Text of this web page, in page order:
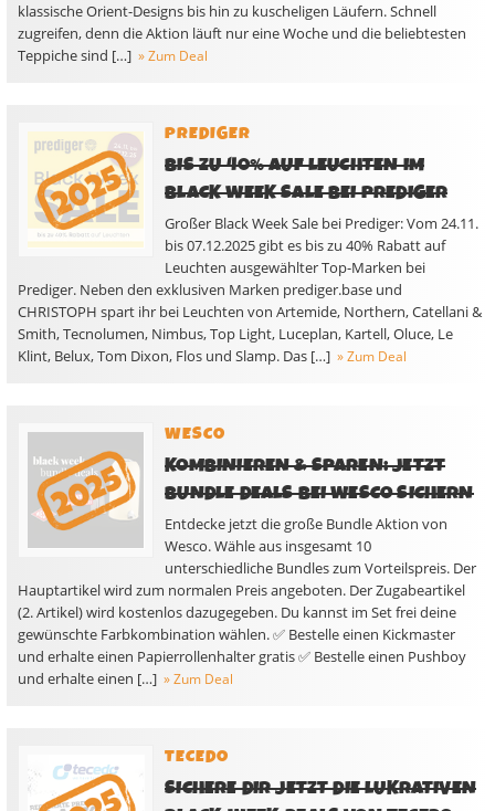
klassische Orient-Designs bis hin zu kuscheligen Läufern. Schnell
zugreifen, denn die Aktion läuft nur eine Woche und die beliebtesten
Teppiche sind […] » Zum Deal
PREDIGER
BIS ZU 40% AUF LEUCHTEN IM
BLACK WEEK SALE BEI PREDIGER
Großer Black Week Sale bei Prediger: Vom 24.11.
bis 07.12.2025 gibt es bis zu 40% Rabatt auf
Leuchten ausgewählter Top-Marken bei
Prediger. Neben den exklusiven Marken prediger.base und
CHRISTOPH spart ihr bei Leuchten von Artemide, Northern, Catellani &
Smith, Tecnolumen, Nimbus, Top Light, Luceplan, Kartell, Oluce, Le
Klint, Belux, Tom Dixon, Flos und Slamp. Das […] » Zum Deal
WESCO
KOMBINIEREN & SPAREN: JETZT
BUNDLE DEALS BEI WESCO SICHERN
Entdecke jetzt die große Bundle Aktion von
Wesco. Wähle aus insgesamt 10
unterschiedliche Bundles zum Vorteilspreis. Der
Hauptartikel wird zum normalen Preis angeboten. Der Zugabeartikel
(2. Artikel) wird kostenlos dazugegeben. Du kannst im Set frei deine
gewünschte Farbkombination wählen. ✅ Bestelle einen Kickmaster
und erhalte einen Papierrollenhalter gratis ✅ Bestelle einen Pushboy
und erhalte einen […] » Zum Deal
TECEDO
SICHERE DIR JETZT DIE LUKRATIVEN